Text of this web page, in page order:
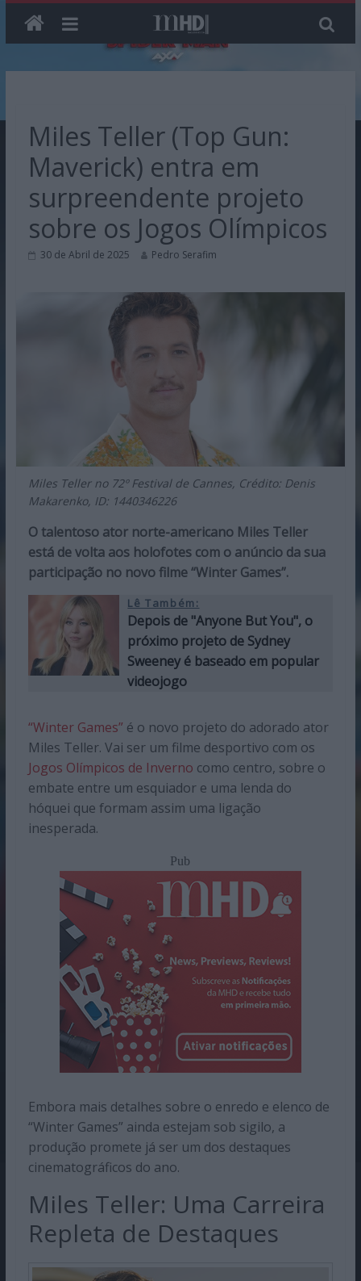
contentMiles Teller (Top Gun:
Maverick) entra em
surpreendente projeto
sobre os Jogos Olímpicos
30 de Abril de 2025 Pedro Serafim
Miles Teller no 72º Festival de Cannes, Crédito: Denis
Makarenko, ID: 1440346226
​O talentoso ator norte-americano Miles Teller
está de volta aos holofotes com o anúncio da sua
participação no novo filme “Winter Games”.
Lê Também:
Depois de "Anyone But You", o
próximo projeto de Sydney
Sweeney é baseado em popular
videojogo
“Winter Games” é o novo projeto do adorado ator
Miles Teller. Vai ser um filme desportivo com os
Jogos Olímpicos de Inverno como centro, sobre o
embate entre um esquiador e uma lenda do
hóquei que formam assim uma ligação
inesperada.
Pub
Embora mais detalhes sobre o enredo e elenco de
“Winter Games” ainda estejam sob sigilo, a
produção promete já ser um dos destaques
cinematográficos do ano.
Miles Teller: Uma Carreira
Repleta de Destaques